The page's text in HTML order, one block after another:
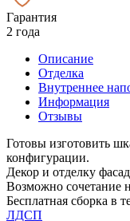
Гарантия
2 года
Описание
Отделка
Внутреннее
Информация
Отзывы
Готовы изготовить
конфигурации.
Декор и отделку
Возможно сочетание
Бесплатная сборка в
ЛДСП